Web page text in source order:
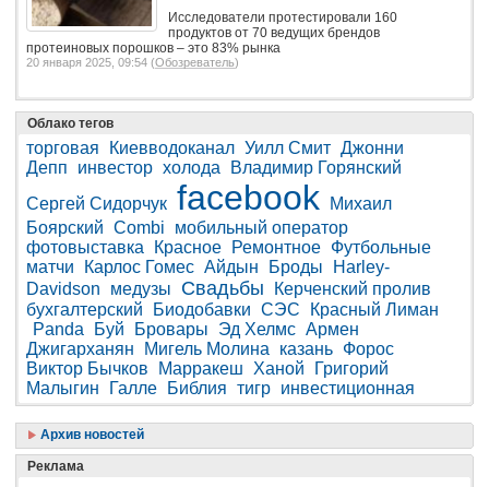
Исследователи протестировали 160
продуктов от 70 ведущих брендов
протеиновых порошков – это 83% рынка
20 января 2025, 09:54 (Обозреватель)
Облако тегов
торговая Киевводоканал Уилл Смит Джонни
Депп
инвестор холода
Владимир Горянский
Сергей Сидорчук facebook
Михаил
Боярский Combi
мобильный оператор
фотовыставка
Красное Ремонтное Футбольные
матчи
Карлос Гомес Айдын Броды
Harley-
Davidson
медузы Свадьбы
Керченский пролив
бухгалтерский
Биодобавки СЭС
Красный Лиман
Panda
Буй Бровары Эд Хелмс Армен
Джигарханян
Мигель Молина казань Форос
Виктор Бычков
Марракеш Ханой
Григорий
Малыгин
Галле Библия тигр инвестиционная
Архив новостей
Реклама